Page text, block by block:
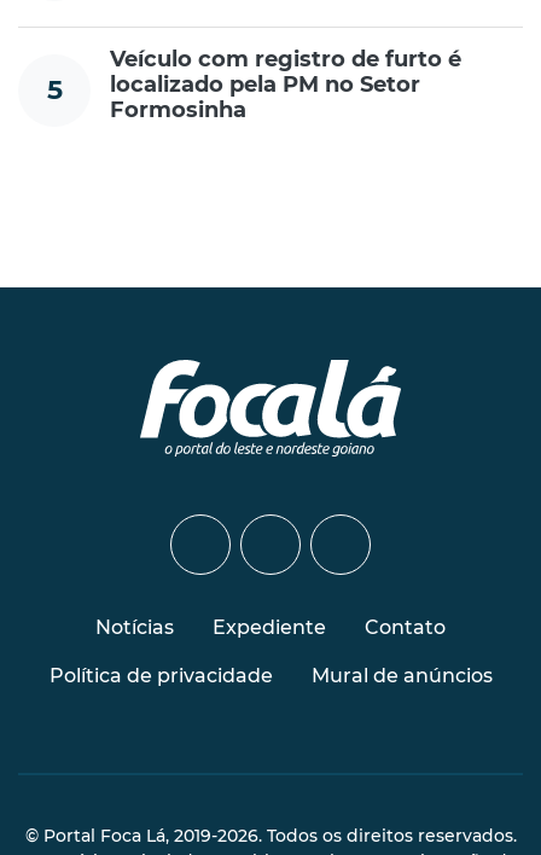
5
Veículo com registro de furto é
localizado pela PM no Setor
Formosinha
Notícias Expediente Contato
Política de privacidade Mural de anúncios
© Portal Foca Lá, 2019-2026. Todos os direitos reservados.